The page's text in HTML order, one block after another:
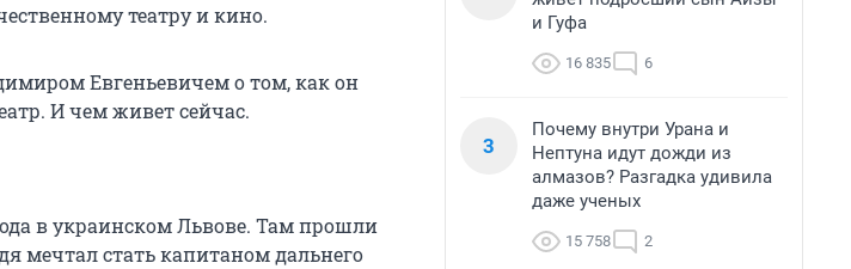
театру и кино.
Евгеньевичем о том, как он
И чем живет сейчас.
в украинском Львове. Там прошли
мечтал стать капитаном дальнего
и Гуфа
16 835 6
3
Почему внутри Урана и
Нептуна идут дожди из
алмазов? Разгадка удивила
даже ученых
15 758 2